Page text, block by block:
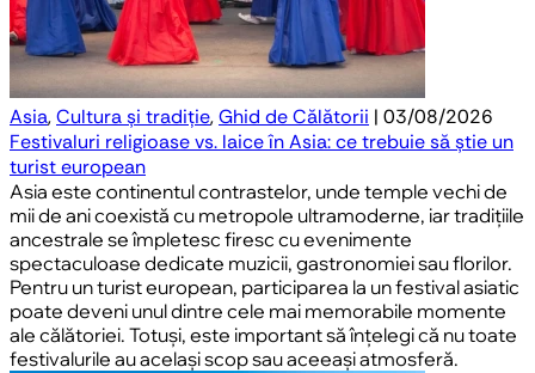
Asia,Cultura și tradiție,Ghid de Călătorii | 03/08/2026
Festivaluri religioase vs. laice în Asia: ce trebuie să știe un
turist european
Asia este continentul contrastelor, unde temple vechi de
mii de ani coexistă cu metropole ultramoderne, iar tradițiile
ancestrale se împletesc firesc cu evenimente
spectaculoase dedicate muzicii, gastronomiei sau florilor.
Pentru un turist european, participarea la un festival asiatic
poate deveni unul dintre cele mai memorabile momente
ale călătoriei. Totuși, este important să înțelegi că nu toate
festivalurile au același scop sau aceeași atmosferă.